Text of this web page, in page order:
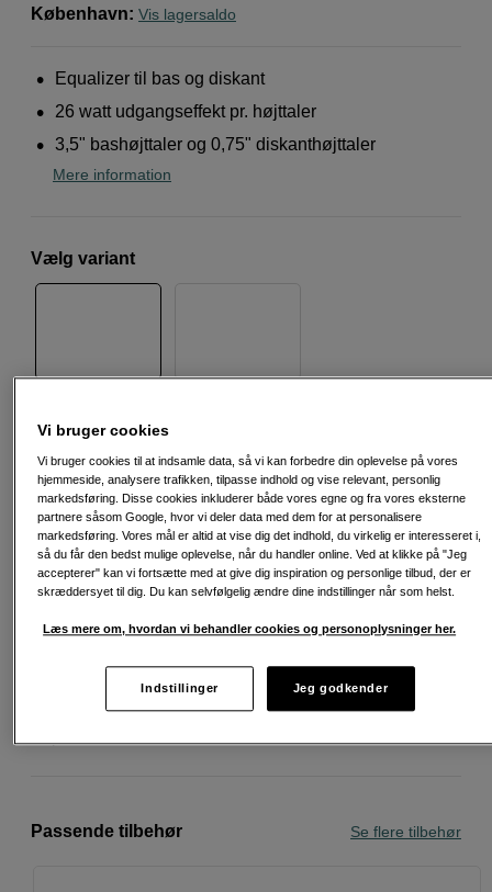
København: Vis lagersaldo
Equalizer til bas og diskant
26 watt udgangseffekt pr. højttaler
3,5" bashøjttaler og 0,75" diskanthøjttaler
Mere information
Vælg variant
1.740 DKK
Læg i indkøbskurv
Fri fragt ved køb over 500 kr.
30 dages returret
Passende tilbehør Se flere tilbehør
Vi bruger cookies
Vi bruger cookies til at indsamle data, så vi kan forbedre din oplevelse på vores
hjemmeside, analysere trafikken, tilpasse indhold og vise relevant, personlig
markedsføring. Disse cookies inkluderer både vores egne og fra vores eksterne
partnere såsom Google, hvor vi deler data med dem for at personalisere
markedsføring. Vores mål er altid at vise dig det indhold, du virkelig er interesseret i,
så du får den bedst mulige oplevelse, når du handler online. Ved at klikke på "Jeg
accepterer" kan vi fortsætte med at give dig inspiration og personlige tilbud, der er
skræddersyet til dig. Du kan selvfølgelig ændre dine indstillinger når som helst.
Læs mere om, hvordan vi behandler cookies og personoplysninger her.
Indstillinger Jeg godkender